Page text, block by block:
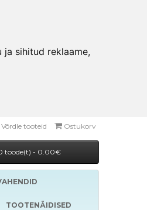
sihitud reklaame,
Võrdle tooteid Ostukorv
toode(t) - 0.00€
TOOTENÄIDISED